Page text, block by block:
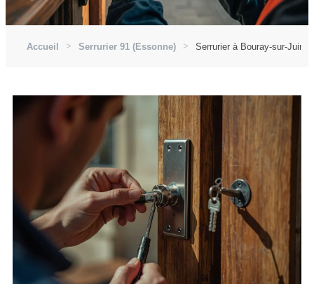
Accueil Serrurier 91 (Essonne) Serrurier à Bouray-sur-Juine